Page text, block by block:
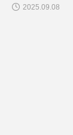
2025.09.08